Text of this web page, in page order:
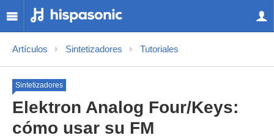
Artículos Sintetizadores Tutoriales
Sintetizadores
Elektron Analog Four/Keys:
cómo usar su FM